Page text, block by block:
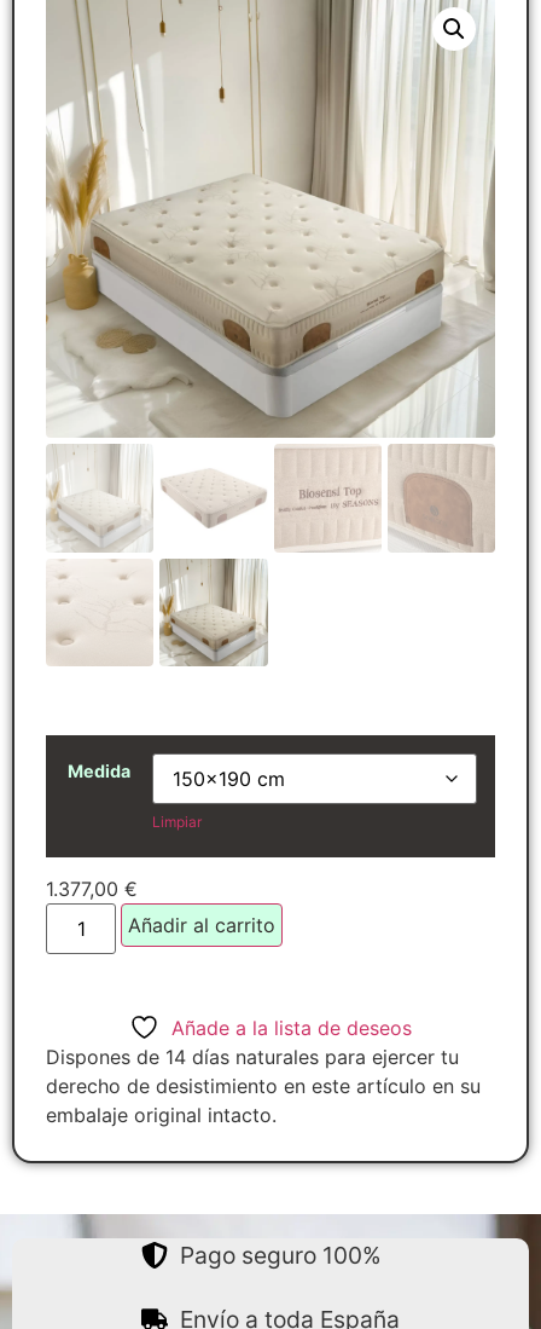
Medida
Limpiar
1.377,00 €
Añadir al carrito
Añade a la lista de deseos
Dispones de 14 días naturales para ejercer tu
derecho de desistimiento en este artículo en su
embalaje original intacto.
Pago seguro 100%
Envío a toda España